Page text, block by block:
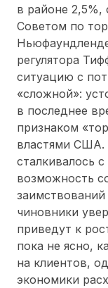
в районе 2,5%,
Советом по
регулятора
ситуацию с
«сложной»:
в последнее
признаком
властями США.
сталкивалось
возможность
чиновники
приведут к
пока не ясно,
на клиентов,
экономики